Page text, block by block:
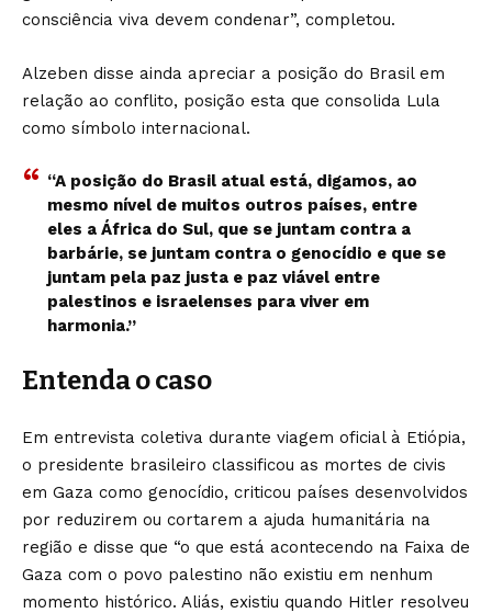
consciência viva devem condenar”, completou.
Alzeben disse ainda apreciar a posição do Brasil em
relação ao conflito, posição esta que consolida Lula
como símbolo internacional.
“A posição do Brasil atual está, digamos, ao
mesmo nível de muitos outros países, entre
eles a África do Sul, que se juntam contra a
barbárie, se juntam contra o genocídio e que se
juntam pela paz justa e paz viável entre
palestinos e israelenses para viver em
harmonia.”
Entenda o caso
Em entrevista coletiva durante viagem oficial à Etiópia,
o presidente brasileiro classificou as mortes de civis
em Gaza como genocídio, criticou países desenvolvidos
por reduzirem ou cortarem a ajuda humanitária na
região e disse que “o que está acontecendo na Faixa de
Gaza com o povo palestino não existiu em nenhum
momento histórico. Aliás, existiu quando Hitler resolveu